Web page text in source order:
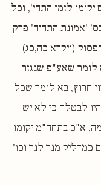
לזמן התחי', וכל
בס' 'אמונת התחיה' פרק
(ויקרא כה,כג)
לומר שאע"פ שנגזר
חרוץ, בא לומר שכל
לבטלה כי לא יש
א"כ בתחה"מ יקומו
כמדליק מנר לנר וכו'